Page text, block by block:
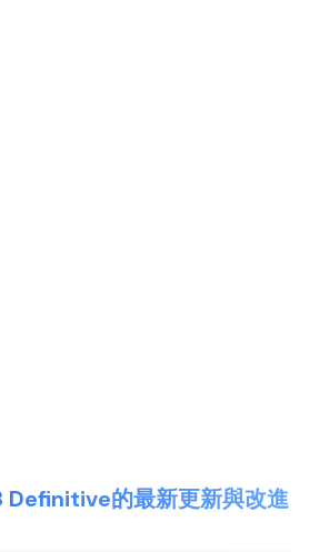
的最新更新與改進